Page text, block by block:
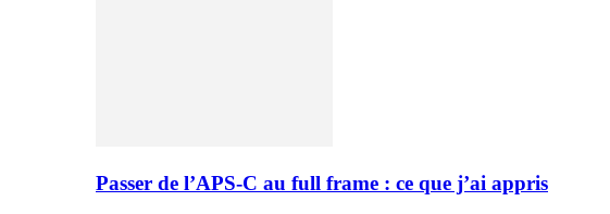
Passer de l’APS-C au full frame : ce que j’ai appris